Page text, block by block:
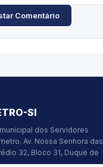
Comentário
SI
dos Servidores
Av. Nossa Senhora das
32, Bloco 31, Duque de